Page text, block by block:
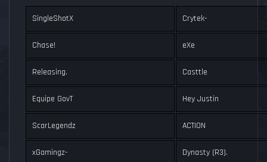
SingleShotX Crytek-
Chase! eXe
Releasing. Casttle
Equipe GovT Hey Justin
ScarLegendz ACTION
xGamingz- Dynasty (R3).